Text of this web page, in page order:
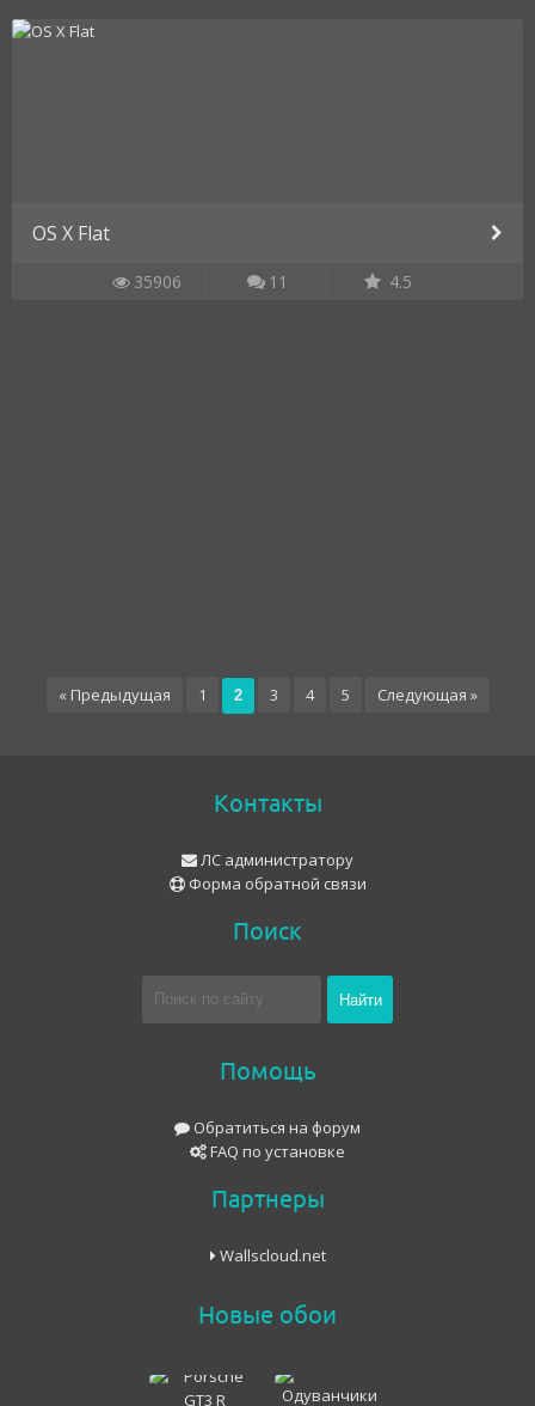
OS X Flat
35906 11 4.5
« Предыдущая 1 2 3 4 5 Следующая »
Контакты
ЛС администратору
Форма обратной связи
Поиск
Помощь
Обратиться на форум
FAQ по установке
Партнеры
Wallscloud.net
Новые обои